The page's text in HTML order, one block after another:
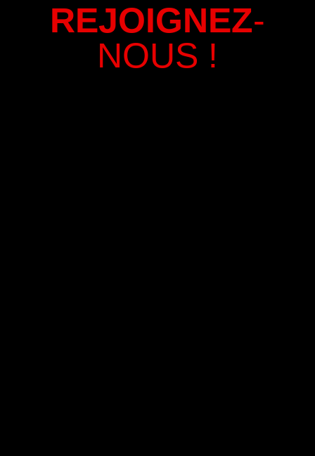
REJOIGNEZ-
NOUS !